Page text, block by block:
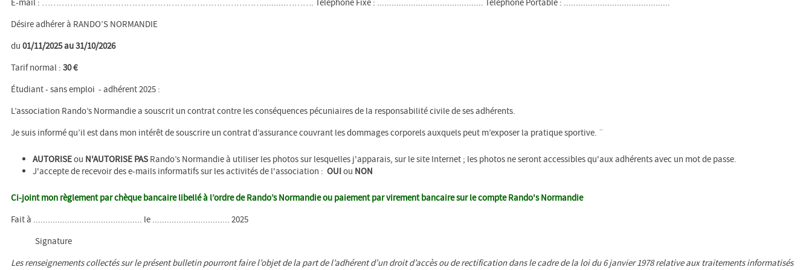
E-mail : ……………………………………………………………………..........………. Téléphone Fixe : ............................................ Téléphone Portable : ............................................
Désire adhérer à RANDO’S NORMANDIE
du 01/11/2025 au 31/10/2026
Tarif normal : 30 €
Étudiant - sans emploi - adhérent 2025 :
L’association Rando’s Normandie a souscrit un contrat contre les conséquences pécuniaires de la responsabilité civile de ses adhérents.
Je suis informé qu’il est dans mon intérêt de souscrire un contrat d’assurance couvrant les dommages corporels auxquels peut m’exposer la pratique sportive. ¨
AUTORISEou N'AUTORISE PAS Rando’s Normandie à utiliser les photos sur lesquelles j'apparais, sur le site Internet ; les photos ne seront accessibles qu'aux adhérents avec un mot de passe.
J'accepte de recevoir des e-mails informatifs sur les activités de l'association : OUIou NON
Ci-joint mon règlement par chèque bancaire libellé à l’ordre de Rando’s Normandie ou paiement par virement bancaire sur le compte Rando's Normandie
Fait à ............................................. le ................................ 2025
Signature
Les renseignements collectés sur le présent bulletin pourront faire l’objet de la part de l’adhérent d’un droit d’accès ou de rectification dans le cadre de la loi du 6 janvier 1978 relative aux traitements informatisés